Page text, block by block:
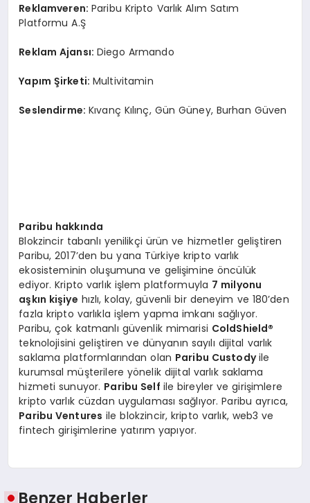
Reklamveren: Paribu Kripto Varlık Alım Satım
Platformu A.Ş
Reklam Ajansı: Diego Armando
Yapım Şirketi: Multivitamin
Seslendirme: Kıvanç Kılınç, Gün Güney, Burhan Güven
Paribu hakkında
Blokzincir tabanlı yenilikçi ürün ve hizmetler geliştiren
Paribu, 2017’den bu yana Türkiye kripto varlık
ekosisteminin oluşumuna ve gelişimine öncülük
ediyor. Kripto varlık işlem platformuyla 7 milyonu
aşkın kişiye hızlı, kolay, güvenli bir deneyim ve 180’den
fazla kripto varlıkla işlem yapma imkanı sağlıyor.
Paribu, çok katmanlı güvenlik mimarisi ColdShield®
teknolojisini geliştiren ve dünyanın sayılı dijital varlık
saklama platformlarından olan Paribu Custodyile
kurumsal müşterilere yönelik dijital varlık saklama
hizmeti sunuyor. Paribu Self ile bireyler ve girişimlere
kripto varlık cüzdan uygulaması sağlıyor. Paribu ayrıca,
Paribu Ventures ile blokzincir, kripto varlık, web3 ve
fintech girişimlerine yatırım yapıyor.
Benzer Haberler